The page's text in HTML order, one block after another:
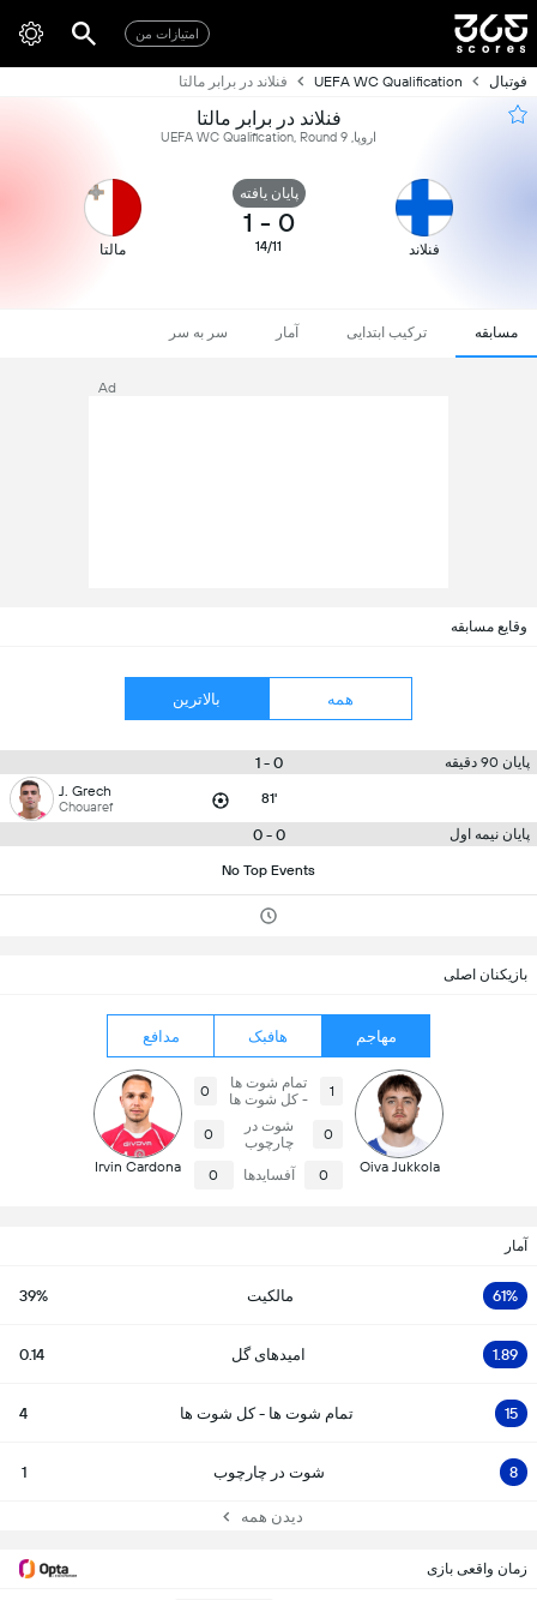
امتیازات من
فوتبال UEFA WC Qualification فنلاند در برابر مالتا
فنلاند در برابر مالتا
اروپا, UEFA WC Qualification, Round 9
فنلاند
پایان یافته
0
-
1
14/11 مالتا
مسابقه ترکیب ابتدایی آمار سر به سر
Ad
وقایع مسابقه
همه بالاترین
پایان 90 دقیقه 0 - 1
81'
J. Grech
Chouaref
پایان نیمه اول 0 - 0
No Top Events
بازیکنان اصلی
مهاجم هافبک مدافع
Oiva Jukkola
1
تمام شوت ها
- کل شوت ها
0
0
شوت در
چارچوب
0
0 آفسایدها 0
Irvin Cardona
آمار
61% مالکیت 39%
1.89 امیدهای گل 0.14
15 تمام شوت ها - کل شوت ها 4
8 شوت در چارچوب 1
دیدن همه
زمان واقعی بازی